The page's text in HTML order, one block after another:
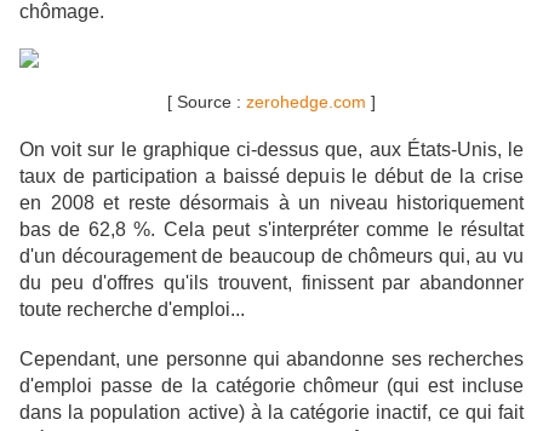
chômage.
[ Source : zerohedge.com ]
On voit sur le graphique ci-dessus que, aux États-Unis, le
taux de participation a baissé depuis le début de la crise
en 2008 et reste désormais à un niveau historiquement
bas de 62,8 %. Cela peut s'interpréter comme le résultat
d'un découragement de beaucoup de chômeurs qui, au vu
du peu d'offres qu'ils trouvent, finissent par abandonner
toute recherche d'emploi...
Cependant, une personne qui abandonne ses recherches
d'emploi passe de la catégorie chômeur (qui est incluse
dans la population active) à la catégorie inactif, ce qui fait